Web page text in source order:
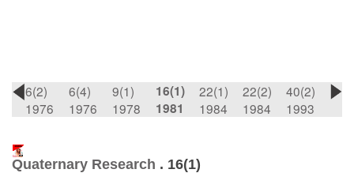
6(2)
1976
6(4)
1976
9(1)
1978
16(1)
1981
22(1)
1984
22(2)
1984
40(2)
1993
Quaternary Research . 16(1)